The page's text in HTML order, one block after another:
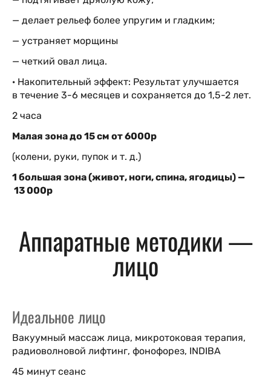
— делает рельеф более упругим и гладким;
— устраняет морщины
— четкий овал лица.
· Накопительный эффект: Результат улучшается
в течение 3-6 месяцев и сохраняется до 1,5-2 лет.
2 часа
Малая зона до 15 см от 6000р
(колени, руки, пупок и т. д.)
1 большая зона (живот, ноги, спина, ягодицы) —
13 000р
Аппаратные методики —
лицо
Идеальное лицо
Вакуумный массаж лица, микротоковая терапия,
радиоволновой лифтинг, фонофорез, INDIBA
45 минут сеанс